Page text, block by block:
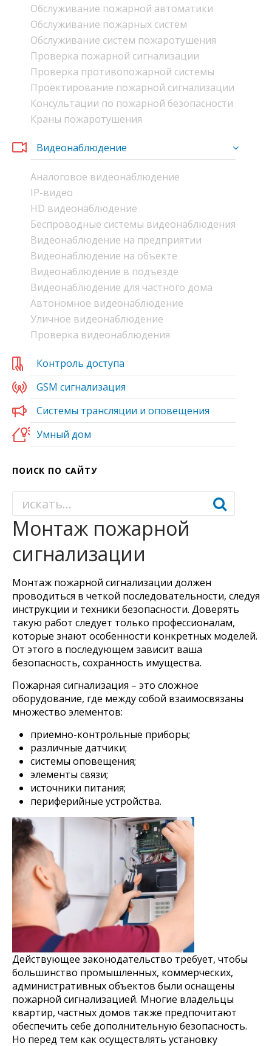
Обслуживание пожарной автоматики
Обслуживание пожарных систем
Обслуживание систем пожаротушения
Проверка пожарной сигнализации
Проверка противопожарной системы
Проектирование пожарной сигнализации
Консультации по пожарной безопасности
Краны пожаротушения
Видеонаблюдение
Аналоговое видеонаблюдение
IP-видео
HD видеонаблюдение
Беспроводные системы видеонаблюдения
Видеонаблюдение на предприятии
Видеонаблюдение на объекте
Видеонаблюдение в подъезде
Видеонаблюдение для частного дома
Автономное видеонаблюдение
Уличное видеонаблюдение
Проверка видеонаблюдения
Контроль доступа
GSM сигнализация
Системы трансляции и оповещения
Умный дом
ПОИСК ПО САЙТУ
Монтаж пожарной
сигнализации
Монтаж пожарной сигнализации должен
проводиться в четкой последовательности, следуя
инструкции и техники безопасности. Доверять
такую работ следует только профессионалам,
которые знают особенности конкретных моделей.
От этого в последующем зависит ваша
безопасность, сохранность имущества.
Пожарная сигнализация – это сложное
оборудование, где между собой взаимосвязаны
множество элементов:
приемно-контрольные приборы;
различные датчики;
системы оповещения;
элементы связи;
источники питания;
периферийные устройства.
Действующее законодательство требует, чтобы
большинство промышленных, коммерческих,
административных объектов были оснащены
пожарной сигнализацией. Многие владельцы
квартир, частных домов также предпочитают
обеспечить себе дополнительную безопасность.
Но перед тем как осуществлять установку